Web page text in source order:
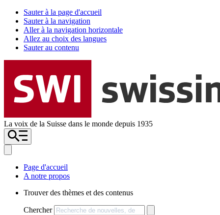
Sauter à la page d'accueil
Sauter à la navigation
Aller à la navigation horizontale
Allez au choix des langues
Sauter au contenu
La voix de la Suisse dans le monde depuis 1935
Page d'accueil
A notre propos
Trouver des thèmes et des contenus
Chercher